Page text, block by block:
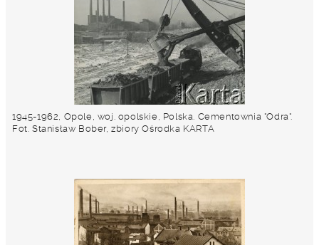
1945-1962, Opole, woj. opolskie, Polska. Cementownia "Odra".
Fot. Stanisław Bober, zbiory Ośrodka KARTA